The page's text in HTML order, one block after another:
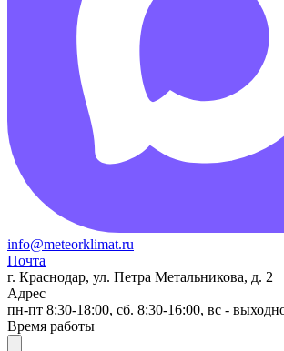
info@meteorklimat.ru
Почта
г. Краснодар, ул. Петра Метальникова, д. 2
Адрес
пн-пт 8:30-18:00, сб. 8:30-16:00, вс -
Время работы